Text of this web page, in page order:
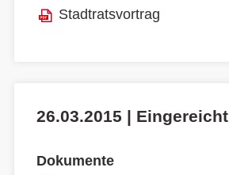
Stadtratsvortrag
26.03.2015 | Eingereicht
Dokumente